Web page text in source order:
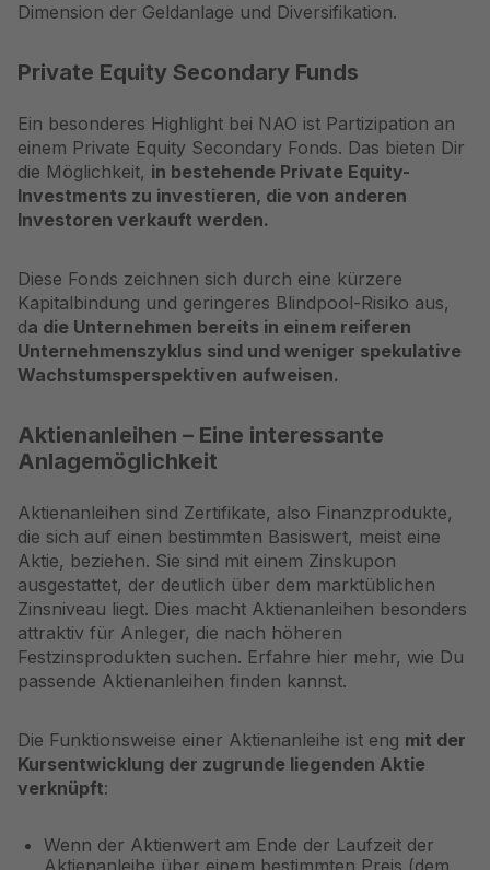
Dimension der Geldanlage und Diversifikation.
Private Equity Secondary Funds
Ein besonderes Highlight bei NAO ist Partizipation an
einem Private Equity Secondary Fonds. Das bieten Dir
die Möglichkeit, in bestehende Private Equity-
Investments zu investieren, die von anderen
Investoren verkauft werden.
Diese Fonds zeichnen sich durch eine kürzere
Kapitalbindung und geringeres Blindpool-Risiko aus,
da die Unternehmen bereits in einem reiferen
Unternehmenszyklus sind und weniger spekulative
Wachstumsperspektiven aufweisen.
Aktienanleihen – Eine interessante
Anlagemöglichkeit
Aktienanleihen sind Zertifikate, also Finanzprodukte,
die sich auf einen bestimmten Basiswert, meist eine
Aktie, beziehen. Sie sind mit einem Zinskupon
ausgestattet, der deutlich über dem marktüblichen
Zinsniveau liegt. Dies macht Aktienanleihen besonders
attraktiv für Anleger, die nach höheren
Festzinsprodukten suchen. Erfahre hier mehr, wie Du
passende Aktienanleihen finden kannst.
Die Funktionsweise einer Aktienanleihe ist eng mit der
Kursentwicklung der zugrunde liegenden Aktie
verknüpft:
Wenn der Aktienwert am Ende der Laufzeit der
Aktienanleihe über einem bestimmten Preis (dem